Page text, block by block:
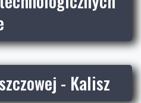
- Kalisz